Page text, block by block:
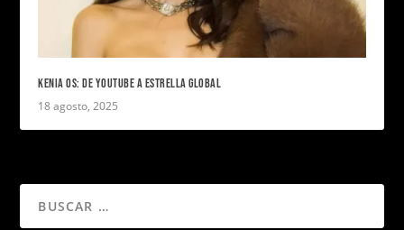
KENIA OS: DE YOUTUBE A ESTRELLA GLOBAL
18 agosto, 2025